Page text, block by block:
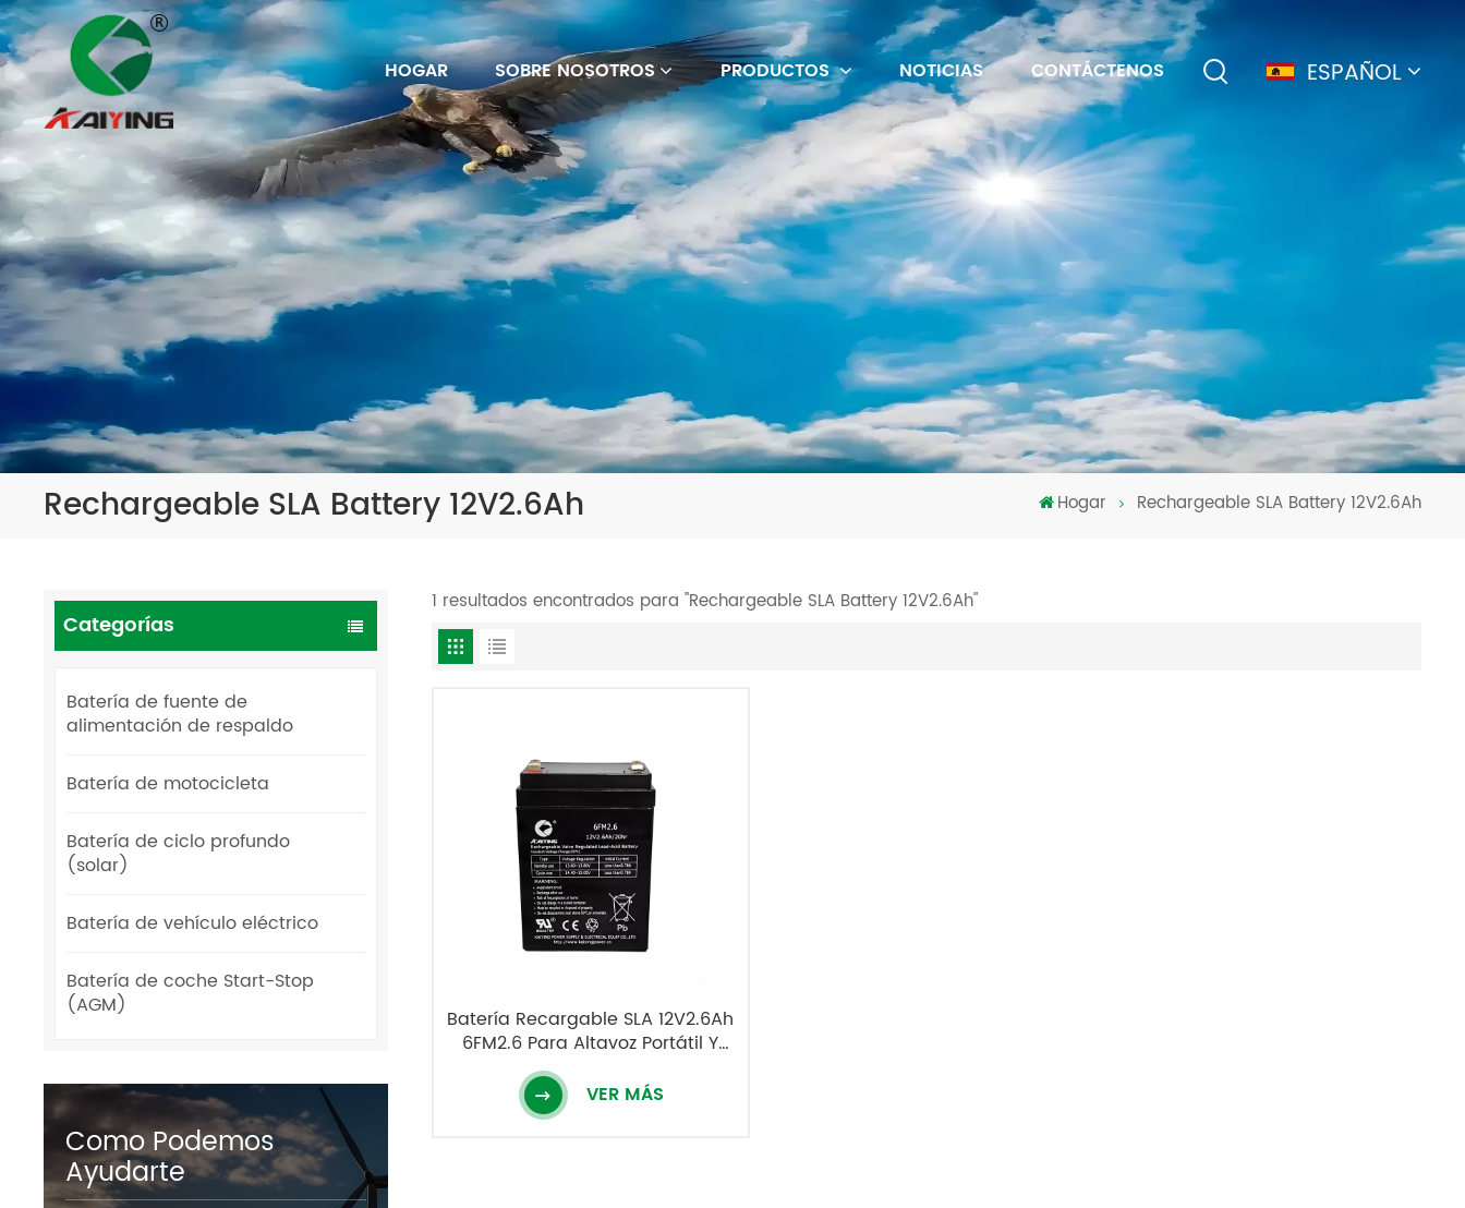
HOGAR SOBRE NOSOTROS PRODUCTOS NOTICIAS CONTÁCTENOS ESPAÑOL
español
português
Türkçe
Rechargeable SLA Battery 12V2.6Ah Hogar Rechargeable SLA Battery 12V2.6Ah
Categorías
Batería de fuente de
alimentación de respaldo
Batería de motocicleta
Batería de ciclo profundo
(solar)
Batería de vehículo eléctrico
Batería de coche Start-Stop
(AGM)
Como Podemos
Ayudarte
1 resultados encontrados para "Rechargeable SLA Battery 12V2.6Ah"
Batería Recargable SLA 12V2.6Ah
6FM2.6 Para Altavoz Portátil Y
Coche De Juguete Para Niños
VER MÁS